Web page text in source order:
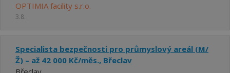
OPTIMIA facility s.r.o.
3.8.
Specialista bezpečnosti pro průmyslový areál (M/
Ž) – až 42 000 Kč/měs., Břeclav